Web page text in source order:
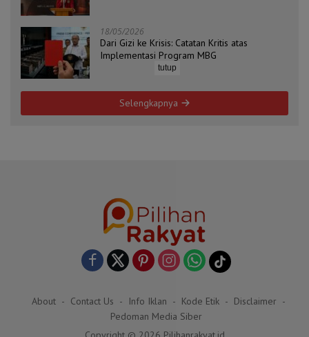
18/05/2026
Dari Gizi ke Krisis: Catatan Kritis atas
Implementasi Program MBG
Selengkapnya
About Contact Us Info Iklan Kode Etik
Disclaimer
Pedoman Media Siber
tutup